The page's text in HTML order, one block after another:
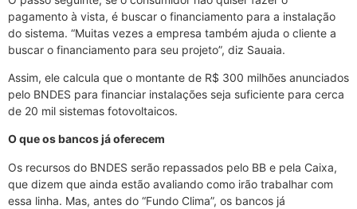
pagamento à vista, é buscar o financiamento para a instalação
do sistema. “Muitas vezes a empresa também ajuda o cliente a
buscar o financiamento para seu projeto”, diz Sauaia.
Assim, ele calcula que o montante de R$ 300 milhões anunciados
pelo BNDES para financiar instalações seja suficiente para cerca
de 20 mil sistemas fotovoltaicos.
O que os bancos já oferecem
Os recursos do BNDES serão repassados pelo BB e pela Caixa,
que dizem que ainda estão avaliando como irão trabalhar com
essa linha. Mas, antes do “Fundo Clima”, os bancos já